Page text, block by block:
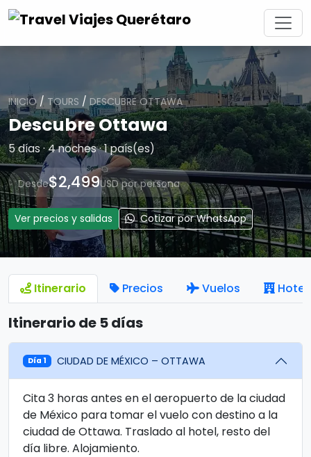
INICIO / TOURS / DESCUBRE OTTAWA
Descubre Ottawa
5 días · 4 noches · 1 país(es)
Desde$2,499USD por persona
Ver precios y salidas Cotizar por WhatsApp
Itinerario Precios Vuelos
Itinerario de 5 días
Día 1 CIUDAD DE MÉXICO – OTTAWA
Cita 3 horas antes en el aeropuerto de la ciudad
de México para tomar el vuelo con destino a la
ciudad de Ottawa. Traslado al hotel, resto del
día libre. Alojamiento.